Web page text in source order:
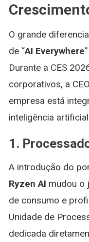
O grande
de “AI Everywhere
Durante a CES
corporativos, a
empresa está
inteligência
1.
A introdução do
Ryzen AI mudou o
de consumo e
Unidade de
dedicada